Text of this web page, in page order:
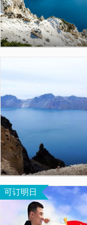
可订明日